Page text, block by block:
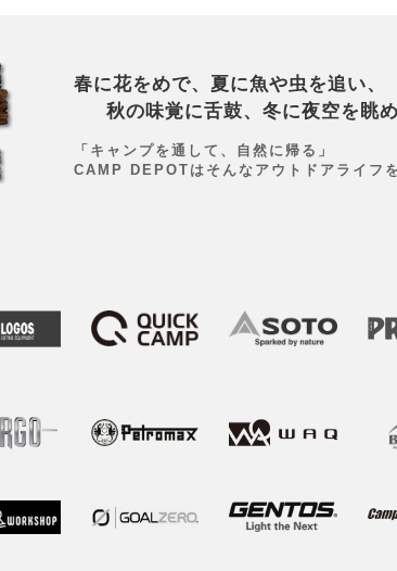
春に花をめで、夏に魚や虫を追い、
秋の味覚に舌鼓、冬に夜空を眺
「キャンプを通して、自然に帰る」
CAMP DEPOTはそんなアウトドアライフ